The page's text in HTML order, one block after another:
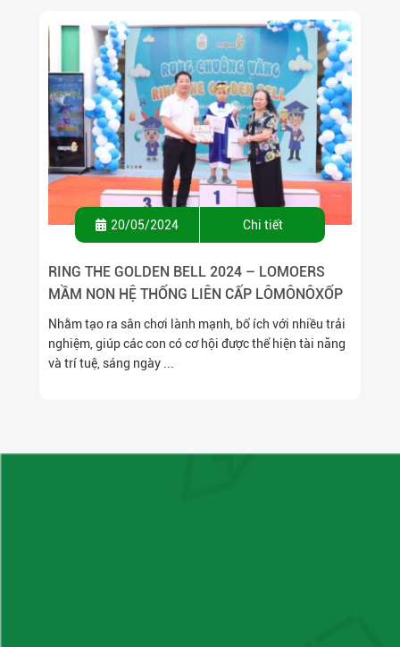
20/05/2024 Chi tiết
RING THE GOLDEN BELL 2024 – LOMOERS
MẦM NON HỆ THỐNG LIÊN CẤP LÔMÔNÔXỐP
TỎA SÁNG TRÊN ĐẤU TRƯỜNG TIẾNG ANH ️
Nhằm tạo ra sân chơi lành mạnh, bổ ích với nhiều trải
nghiệm, giúp các con có cơ hội được thể hiện tài năng
và trí tuệ, sáng ngày ...